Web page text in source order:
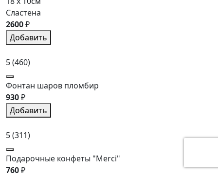
Сластена
2600₽
Добавить
5(460)
Фонтан шаров пломбир
930₽
Добавить
5(311)
Подарочные конфеты "Merci"
760₽